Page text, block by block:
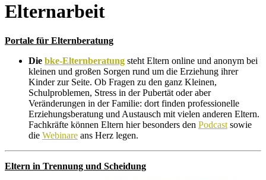
Elternarbeit
Portale für Elternberatung
Die bke-Elternberatung steht Eltern online und anonym bei
kleinen und großen Sorgen rund um die Erziehung ihrer
Kinder zur Seite. Ob Fragen zu den ganz Kleinen,
Schulproblemen, Stress in der Pubertät oder aber
Veränderungen in der Familie: dort finden professionelle
Erziehungsberatung und Austausch mit vielen anderen Eltern.
Fachkräfte können Eltern hier besonders den Podcast sowie
die Webinare ans Herz legen.
Eltern in Trennung und Scheidung